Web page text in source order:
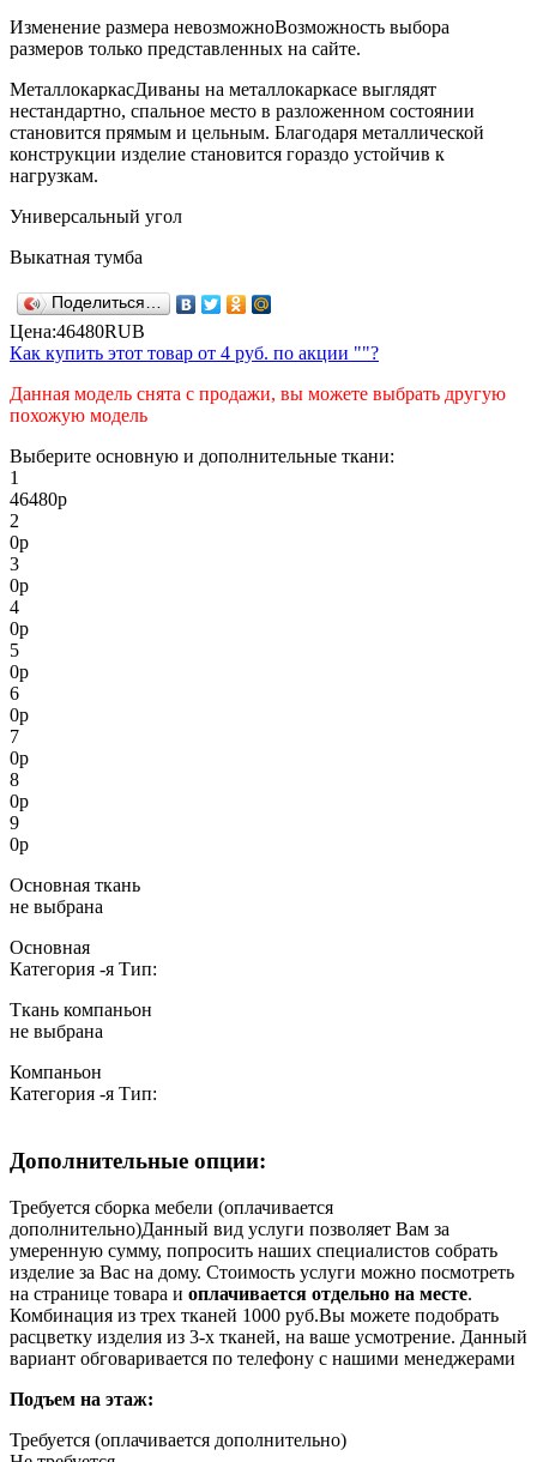
Изменение размера невозможноВозможность выбора
размеров только представленных на сайте.
МеталлокаркасДиваны на металлокаркасе выглядят
нестандартно, спальное место в разложенном состоянии
становится прямым и цельным. Благодаря металлической
конструкции изделие становится гораздо устойчив к
нагрузкам.
Универсальный угол
Выкатная тумба
Поделиться…
Цена:46480RUB
Как купить этот товар от 4 руб. по акции ""?
Данная модель снята с продажи, вы можете выбрать другую
похожую модель
Выберите основную и дополнительные ткани:
1
46480р
2
0р
3
0р
4
0р
5
0р
6
0р
7
0р
8
0р
9
0р
Основная ткань
не выбрана
Основная
Категория -я Тип:
Ткань компаньон
не выбрана
Компаньон
Категория -я Тип:
Дополнительные опции:
Требуется сборка мебели (оплачивается
дополнительно)Данный вид услуги позволяет Вам за
умеренную сумму, попросить наших специалистов собрать
изделие за Вас на дому. Стоимость услуги можно посмотреть
на странице товара и оплачивается отдельно на месте.
Комбинация из трех тканей 1000 руб.Вы можете подобрать
расцветку изделия из 3-х тканей, на ваше усмотрение. Данный
вариант обговаривается по телефону с нашими менеджерами
Подъем на этаж:
Требуется (оплачивается дополнительно)